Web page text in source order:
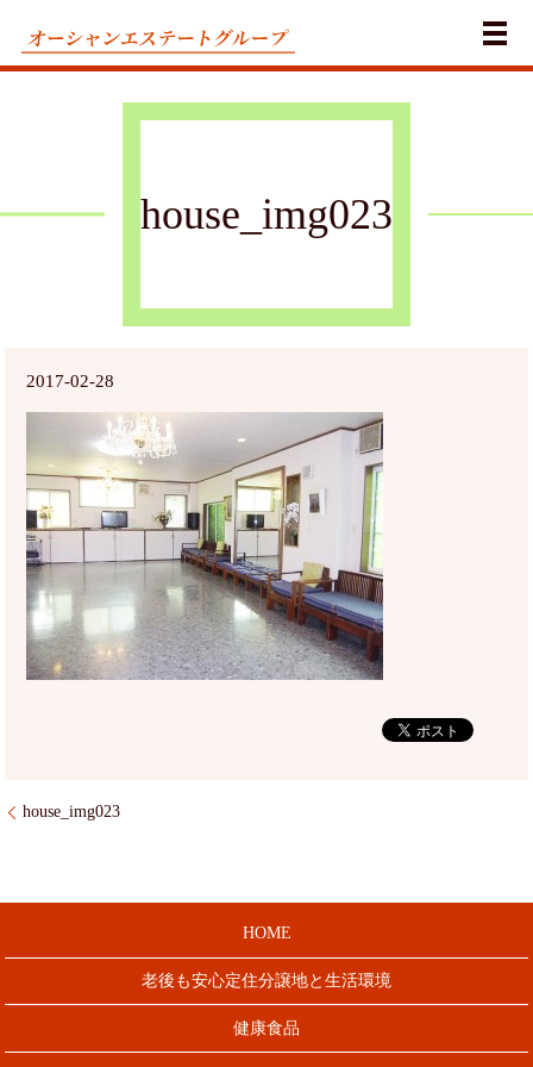
メ
house_img023
2017-02-28
house_img023
HOME
老後も安心定住分譲地と生活環境
健康食品